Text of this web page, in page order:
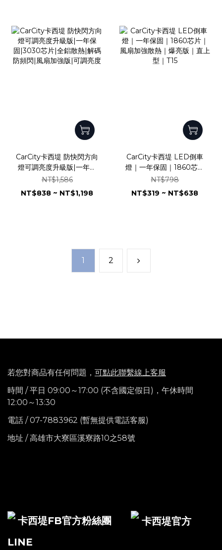
CarCity卡西堤 防快閃方向
燈可調亮度升級版|一年保
固|3030芯片|全鋁散熱|解
碼防頻閃|風扇加強版|可調
亮度
NT$1,586
NT$838 ~ NT$1,198
CarCity卡西堤 LED倒車
燈｜一年保固｜1860芯片
｜風扇加強散熱｜爆亮版｜
直上型｜T15
NT$798
NT$319 ~ NT$638
1 2
若您對商品有任何問題， 可點此聯繫線上客服
時間 / 平日 09:00～17:00 (不含國定假日)， 午休時間
12:00～13:30
電話 / 07-7883962 (暫無提供電話客服)
地址 / 高雄市大寮區溪寮路10之58號
卡西堤FB官方粉絲團
卡西堤官方
LINE